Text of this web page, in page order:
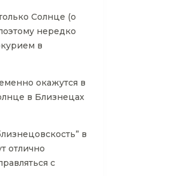
Солнце (о
нередко
в
окажутся в
в Близнецах
в
отлично
с